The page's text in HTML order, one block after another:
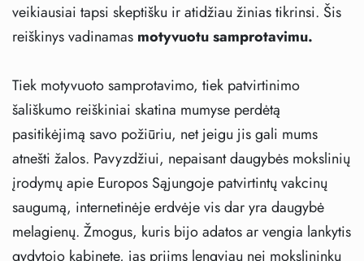
veikiausiai tapsi skeptišku ir atidžiau žinias tikrinsi. Šis
reiškinys vadinamas motyvuotu samprotavimu.
Tiek motyvuoto samprotavimo, tiek patvirtinimo
šališkumo reiškiniai skatina mumyse perdėtą
pasitikėjimą savo požiūriu, net jeigu jis gali mums
atnešti žalos. Pavyzdžiui, nepaisant daugybės mokslinių
įrodymų apie Europos Sąjungoje patvirtintų vakcinų
saugumą, internetinėje erdvėje vis dar yra daugybė
melagienų. Žmogus, kuris bijo adatos ar vengia lankytis
gydytojo kabinete, jas priims lengviau nei mokslininkų